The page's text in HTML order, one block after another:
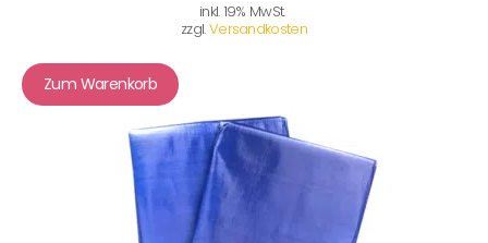
inkl. 19% MwSt.
zzgl.Versandkosten
Zum Warenkorb